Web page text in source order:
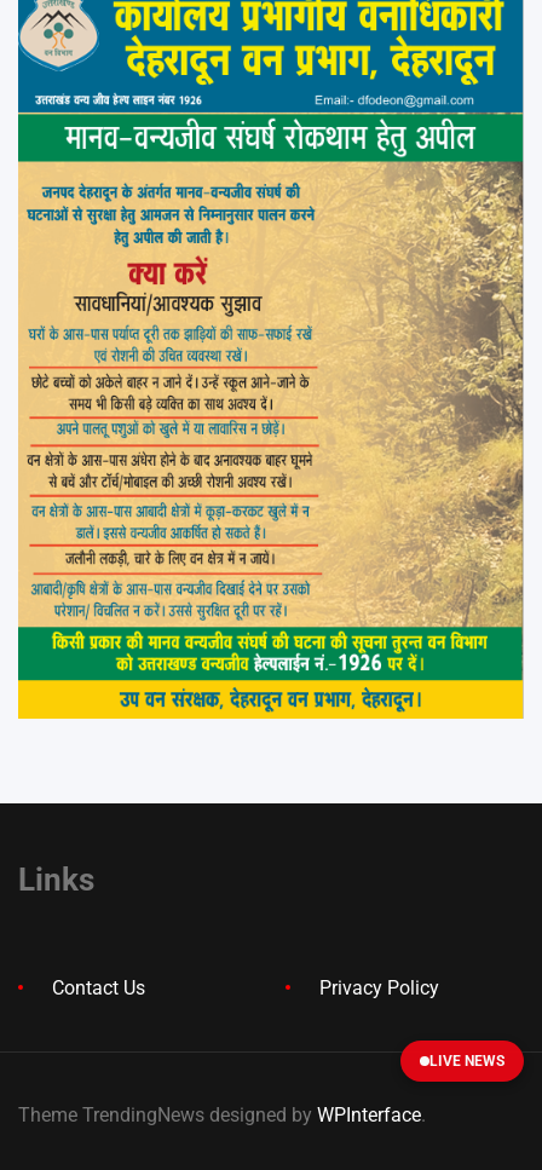
Links
Contact Us Privacy Policy
Theme TrendingNews designed by WPInterface.
LIVE NEWS